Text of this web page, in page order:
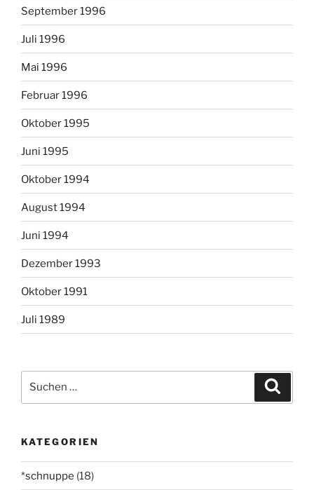
September 1996
Juli 1996
Mai 1996
Februar 1996
Oktober 1995
Juni 1995
Oktober 1994
August 1994
Juni 1994
Dezember 1993
Oktober 1991
Juli 1989
nach:
KATEGORIEN
*schnuppe (18)